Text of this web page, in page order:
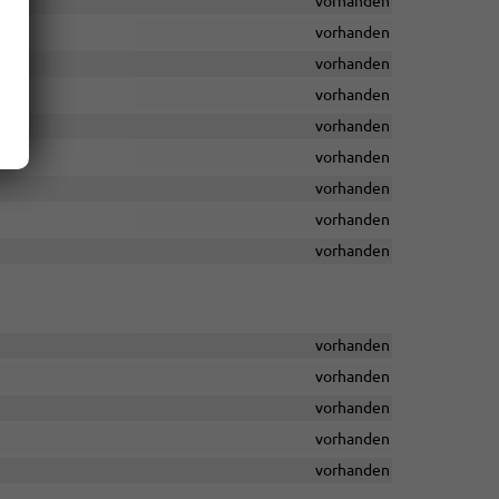
vorhanden
vorhanden
vorhanden
vorhanden
vorhanden
vorhanden
vorhanden
vorhanden
vorhanden
vorhanden
vorhanden
vorhanden
vorhanden